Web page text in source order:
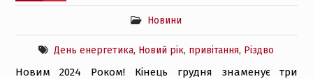
Новини
День енергетика, Новий рік, привітання, Різдво
Новим 2024 Роком! Кінець грудня знаменує три